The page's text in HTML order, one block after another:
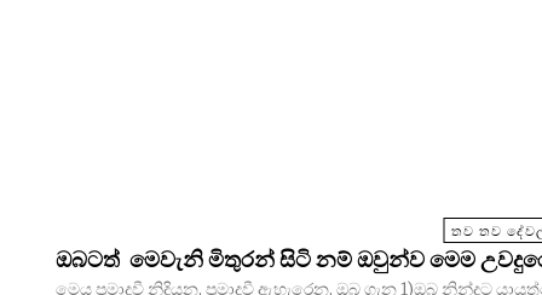
තව තව
ඔබටත් මෙවැනි මිතුරන් සිටි නම් ඔවුන්ව මෙම
මෙය ප්‍රමාදවී නිදියන, ප්‍රමාදවී ඇහැරෙන, ඔබ ගැන 1)ඔබ නින්දට යායුත්තේ කීයටද? 2)කලින් නින්දටගොස් කලින් අවදිවීම ඇඟට